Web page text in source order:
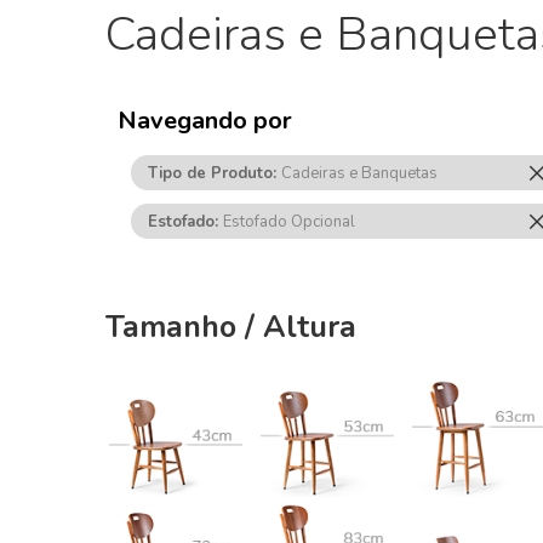
Cadeiras e
Navegando por
Tipo de Produto Cadeiras e Banquetas
Estofado Estofado Opcional
Tamanho / Altura